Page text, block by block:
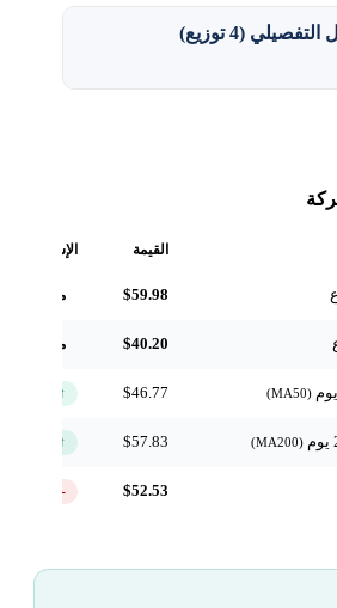
(4 توزيع)
القيمة الإشارة
$59.98 مرجعي
$40.20 مرجعي
$46.77 ↑ فوق
$57.83 ↑ فوق
$52.53